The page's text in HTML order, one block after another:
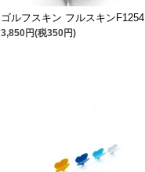
ゴルフスキン フルスキンF1254
3,850円(税350円)